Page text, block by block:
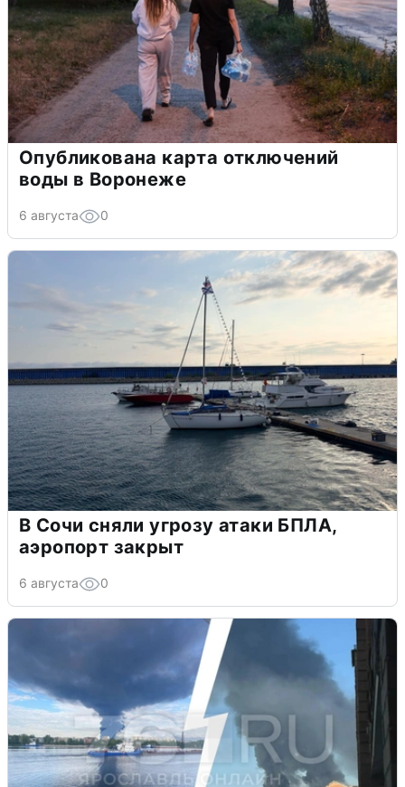
Опубликована карта отключений
воды в Воронеже
6 августа 0
В Сочи сняли угрозу атаки БПЛА,
аэропорт закрыт
6 августа 0